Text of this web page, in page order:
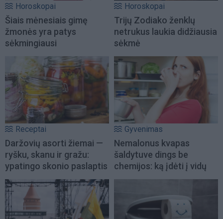
Horoskopai
Šiais mėnesiais gimę
žmonės yra patys
sėkmingiausi
Horoskopai
Trijų Zodiako ženklų
netrukus laukia didžiausia
sėkmė
Receptai
Daržovių asorti žiemai —
ryšku, skanu ir gražu:
ypatingo skonio paslaptis
Gyvenimas
Nemalonus kvapas
šaldytuve dings be
chemijos: ką įdėti į vidų